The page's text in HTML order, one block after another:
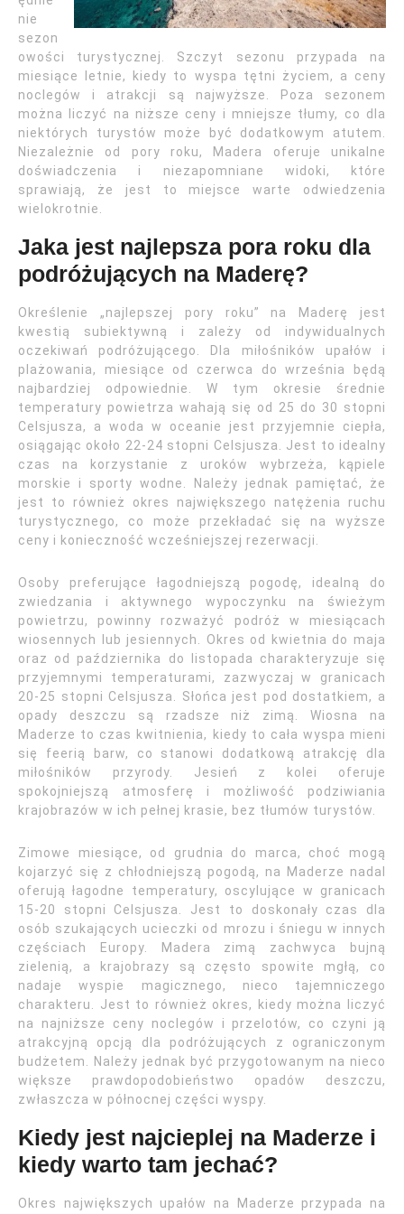
nie
sezon
owości turystycznej. Szczyt sezonu przypada na
miesiące letnie, kiedy to wyspa tętni życiem, a ceny
noclegów i atrakcji są najwyższe. Poza sezonem
można liczyć na niższe ceny i mniejsze tłumy, co dla
niektórych turystów może być dodatkowym atutem.
Niezależnie od pory roku, Madera oferuje unikalne
doświadczenia i niezapomniane widoki, które
sprawiają, że jest to miejsce warte odwiedzenia
wielokrotnie.
Jaka jest najlepsza pora roku dla
podróżujących na Maderę?
Określenie „najlepszej pory roku” na Maderę jest
kwestią subiektywną i zależy od indywidualnych
oczekiwań podróżującego. Dla miłośników upałów i
plażowania, miesiące od czerwca do września będą
najbardziej odpowiednie. W tym okresie średnie
temperatury powietrza wahają się od 25 do 30 stopni
Celsjusza, a woda w oceanie jest przyjemnie ciepła,
osiągając około 22-24 stopni Celsjusza. Jest to idealny
czas na korzystanie z uroków wybrzeża, kąpiele
morskie i sporty wodne. Należy jednak pamiętać, że
jest to również okres największego natężenia ruchu
turystycznego, co może przekładać się na wyższe
ceny i konieczność wcześniejszej rezerwacji.
Osoby preferujące łagodniejszą pogodę, idealną do
zwiedzania i aktywnego wypoczynku na świeżym
powietrzu, powinny rozważyć podróż w miesiącach
wiosennych lub jesiennych. Okres od kwietnia do maja
oraz od października do listopada charakteryzuje się
przyjemnymi temperaturami, zazwyczaj w granicach
20-25 stopni Celsjusza. Słońca jest pod dostatkiem, a
opady deszczu są rzadsze niż zimą. Wiosna na
Maderze to czas kwitnienia, kiedy to cała wyspa mieni
się feerią barw, co stanowi dodatkową atrakcję dla
miłośników przyrody. Jesień z kolei oferuje
spokojniejszą atmosferę i możliwość podziwiania
krajobrazów w ich pełnej krasie, bez tłumów turystów.
Zimowe miesiące, od grudnia do marca, choć mogą
kojarzyć się z chłodniejszą pogodą, na Maderze nadal
oferują łagodne temperatury, oscylujące w granicach
15-20 stopni Celsjusza. Jest to doskonały czas dla
osób szukających ucieczki od mrozu i śniegu w innych
częściach Europy. Madera zimą zachwyca bujną
zielenią, a krajobrazy są często spowite mgłą, co
nadaje wyspie magicznego, nieco tajemniczego
charakteru. Jest to również okres, kiedy można liczyć
na najniższe ceny noclegów i przelotów, co czyni ją
atrakcyjną opcją dla podróżujących z ograniczonym
budżetem. Należy jednak być przygotowanym na nieco
większe prawdopodobieństwo opadów deszczu,
zwłaszcza w północnej części wyspy.
Kiedy jest najcieplej na Maderze i
kiedy warto tam jechać?
Okres największych upałów na Maderze przypada na